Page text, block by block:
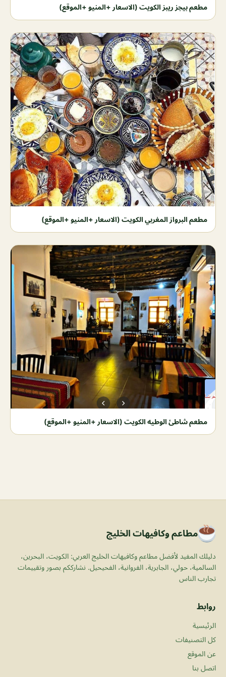
مطعم بيجز ريبز الكويت (الاسعار +المنيو +الموقع)
مطعم البرواز المغربي الكويت (الاسعار +المنيو +الموقع)
مطعم شاطئ الوطيه الكويت (الاسعار +المنيو +الموقع)
مطاعم وكافيهات الخليج
دليلك المفيد لأفضل مطاعم وكافيهات الخليج العربي: الكويت، البحرين،
السالمية، حولي، الجابرية، الفروانية، الفحيحيل. نشارككم بصور وتقييمات
تجارب الناس
روابط
الرئيسية
كل التصنيفات
عن الموقع
اتصل بنا